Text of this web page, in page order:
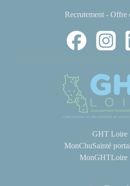
Recrutement - Offre
GHT Loire
MonChuSainté
MonGHTLoire